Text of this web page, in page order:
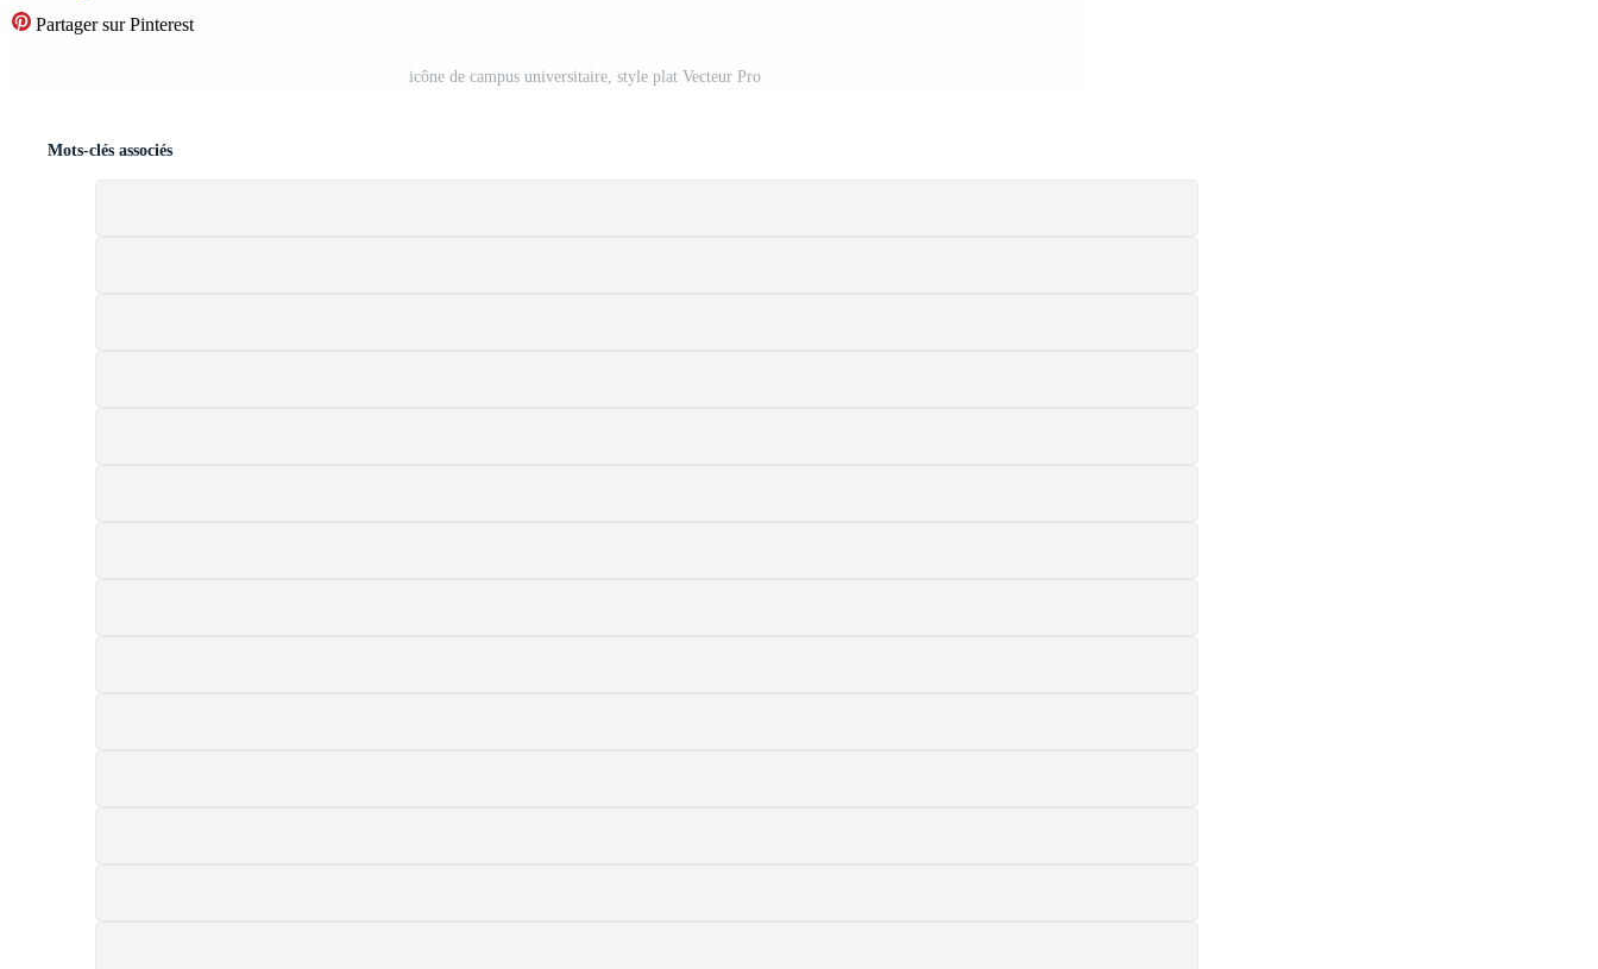
Partager sur Pinterest
icône de campus universitaire, style plat Vecteur Pro
Mots-clés associés